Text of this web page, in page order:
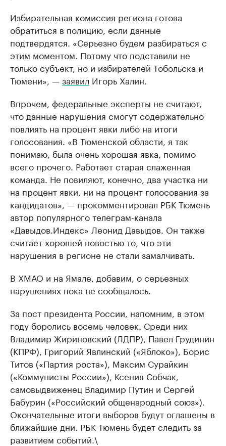
Избирательная комиссия региона готова
обратиться в полицию, если данные
подтвердятся. «Серьезно будем разбираться с
этим моментом. Потому что подставили не
только субъект, но и избирателей Тобольска и
Тюмени», —заявил Игорь Халин.
Впрочем, федеральные эксперты не считают,
что данные нарушения смогут содержательно
повлиять на процент явки либо на итоги
голосования. «В Тюменской области, я так
понимаю, была очень хорошая явка, помимо
всего прочего. Работает старая слаженная
команда. Не повиляют, конечно, два участка ни
на процент явки, ни на процент голосования за
кандидатов», — прокомментировал РБК Тюмень
автор популярного телеграм-канала
«Давыдов.Индекс» Леонид Давыдов. Он также
считает хорошей новостью то, что эти
нарушения в регионе не стали замалчивать.
В ХМАО и на Ямале, добавим, о серьезных
нарушениях пока не сообщалось.
За пост президента России, напомним, в этом
году боролись восемь человек. Среди них
Владимир Жириновский (ЛДПР), Павел Грудинин
(КПРФ), Григорий Явлинский («Яблоко»), Борис
Титов («Партия роста»), Максим Сурайкин
(«Коммунисты России»), Ксения Собчак,
самовыдвиженец Владимир Путин и Сергей
Бабурин («Российский общенародный союз»).
Окончательные итоги выборов будут оглашены в
ближайшие дни. РБК Тюмень будет следить за
развитием событий.\